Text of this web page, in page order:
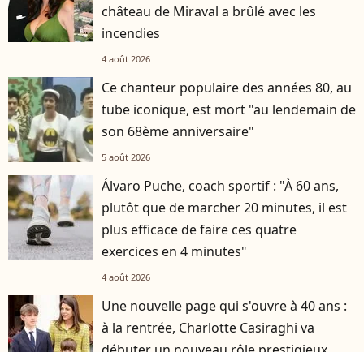
château de Miraval a brûlé avec les
incendies
4 août 2026
Ce chanteur populaire des années 80, au
tube iconique, est mort "au lendemain de
son 68ème anniversaire"
5 août 2026
Álvaro Puche, coach sportif : "À 60 ans,
plutôt que de marcher 20 minutes, il est
plus efficace de faire ces quatre
exercices en 4 minutes"
4 août 2026
Une nouvelle page qui s'ouvre à 40 ans :
à la rentrée, Charlotte Casiraghi va